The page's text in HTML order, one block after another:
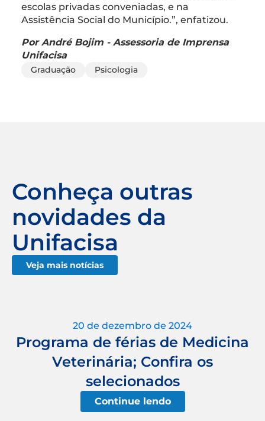
escolas privadas conveniadas, e na
Assistência Social do Município.”, enfatizou.
Por André Bojim - Assessoria de Imprensa
Unifacisa
Graduação Psicologia
Conheça outras
novidades da
Unifacisa
Veja mais notícias
20 de dezembro de 2024
Programa de férias de Medicina
Veterinária; Confira os
selecionados
Continue lendo